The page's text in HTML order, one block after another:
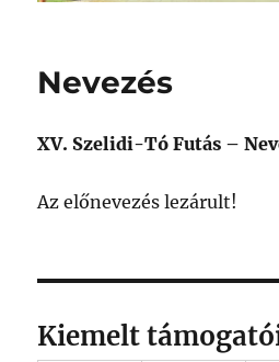
Nevezés
XV. Szelidi-Tó Futás –
Az előnevezés lezárult!
Kiemelt